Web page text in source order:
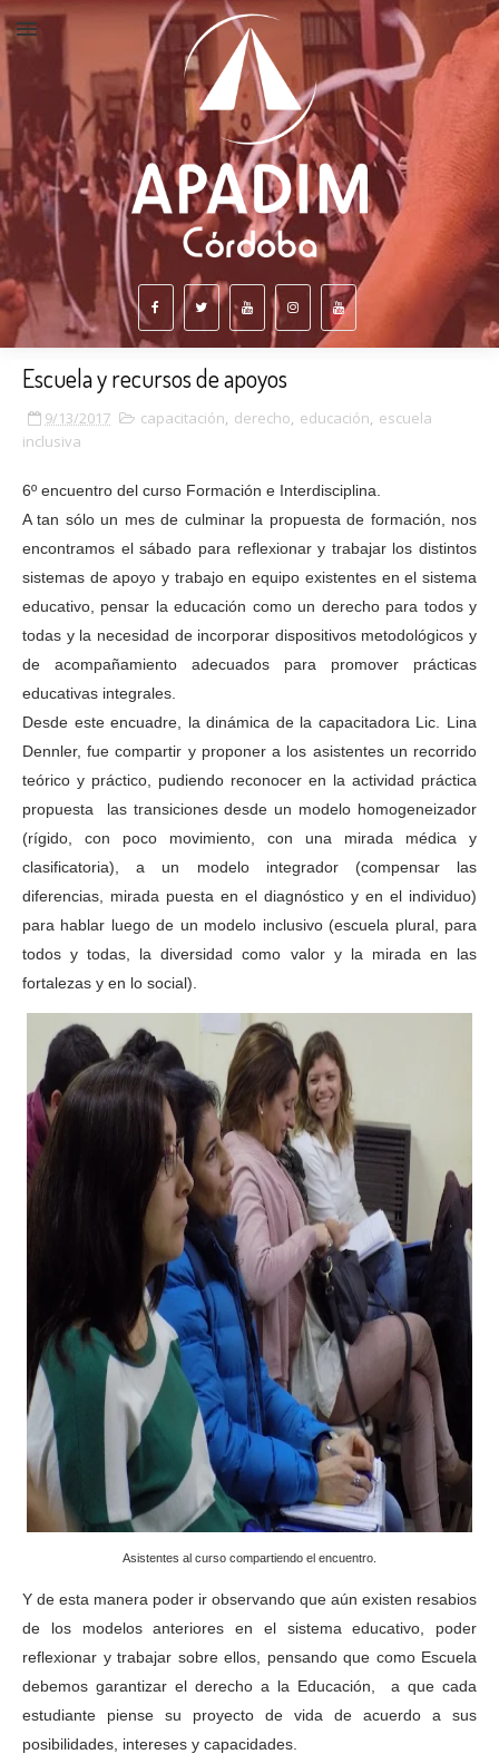
Escuela y recursos de apoyos
9/13/2017 capacitación, derecho, educación, escuela
inclusiva
6º encuentro del curso Formación e Interdisciplina.
A tan sólo un mes de culminar la propuesta de formación, nos
encontramos el sábado para reflexionar y trabajar los distintos
sistemas de apoyo y trabajo en equipo existentes en el sistema
educativo, pensar la educación como un derecho para todos y
todas y la necesidad de incorporar dispositivos metodológicos y
de acompañamiento adecuados para promover prácticas
educativas integrales.
Desde este encuadre, la dinámica de la capacitadora Lic. Lina
Dennler, fue compartir y proponer a los asistentes un recorrido
teórico y práctico, pudiendo reconocer en la actividad práctica
propuesta las transiciones desde un modelo homogeneizador
(rígido, con poco movimiento, con una mirada médica y
clasificatoria), a un modelo integrador (compensar las
diferencias, mirada puesta en el diagnóstico y en el individuo)
para hablar luego de un modelo inclusivo (escuela plural, para
todos y todas, la diversidad como valor y la mirada en las
fortalezas y en lo social).
Asistentes al curso compartiendo el encuentro.
Y de esta manera poder ir observando que aún existen resabios
de los modelos anteriores en el sistema educativo, poder
reflexionar y trabajar sobre ellos, pensando que como Escuela
debemos garantizar el derecho a la Educación, a que cada
estudiante piense su proyecto de vida de acuerdo a sus
posibilidades, intereses y capacidades.